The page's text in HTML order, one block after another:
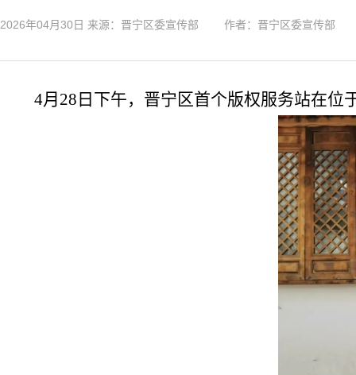
2026年04月30日 来源：晋宁区委宣传部 作者：晋宁区委宣传部
4月 28 日下午，晋宁区首个版权服务站在位